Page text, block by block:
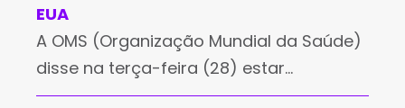
EUA
A OMS (Organização Mundial da Saúde)
disse na terça-feira (28) estar
preocupada com a suspensão de